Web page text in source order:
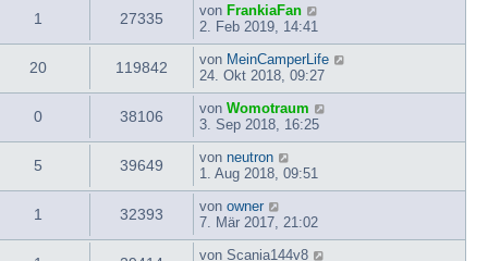
1 27335 von FrankiaFan
2. Feb 2019, 14:41
20 119842 von MeinCamperLife
24. Okt 2018, 09:27
0 38106 von Womotraum
3. Sep 2018, 16:25
5 39649 von neutron
1. Aug 2018, 09:51
1 32393 von owner
7. Mär 2017, 21:02
von Scania144v8